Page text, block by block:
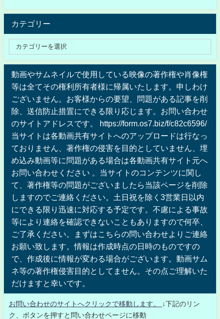
カテゴリー
動画やサムネイルで使用している映像の著作権や肖像権
等は全てその権利所有者様に帰属いたします。申しわけ
ございません。お客様からの要望、問題がある記事を削
除、送信防止措置にできる限り応じます。お問い合わせ
のサイトアドレスです。 https://form.os7.biz/f/c82c6596/
当サイトは各動画共有サイトへのアップロードは行なっ
ておりません、著作権の侵害を目的としていません、埋
め込み動画等に問題がある場合は各動画共有サイト元へ
お問い合わせください 。当サイトのコンテンツに関し
て、著作権等の問題がございましたら当該ページを削除
しますのでご連絡ください。土日祝を除く3営業日以内
にできる限り迅速に対応する予定です。不慮による事故
等により連絡を確認できないこともありますので何卒、
ご了承ください。まずはこちらの問い合わせよりご連絡
お願い致します。情報は作成時点の日時のものですの
で、作成後に情報が変わる場合がございます。動画サム
ネ等の著作権侵害目的としてません。その点ご理解いた
だけますと幸いです。
お問い合わせのサイトへクリックで移動します。
↓下記のリン
ク、ボタンを押すと問い合わせページに移動